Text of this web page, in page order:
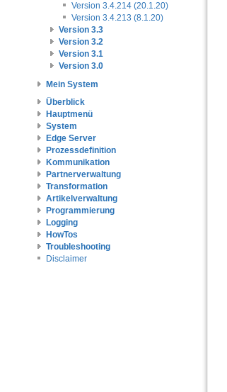
Version 3.4.214 (20.1.20)
Version 3.4.213 (8.1.20)
Version 3.3
Version 3.2
Version 3.1
Version 3.0
Mein System
Überblick
Hauptmenü
System
Edge Server
Prozessdefinition
Kommunikation
Partnerverwaltung
Transformation
Artikelverwaltung
Programmierung
Logging
HowTos
Troubleshooting
Disclaimer